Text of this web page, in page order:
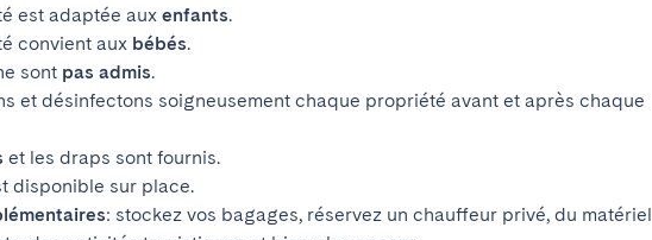
est adaptée aux enfants.
convient aux bébés.
sont pas admis.
et désinfectons soigneusement chaque propriété avant et après chaque
et les draps sont fournis.
disponible sur place.
: stockez vos bagages, réservez un chauffeur privé, du matériel